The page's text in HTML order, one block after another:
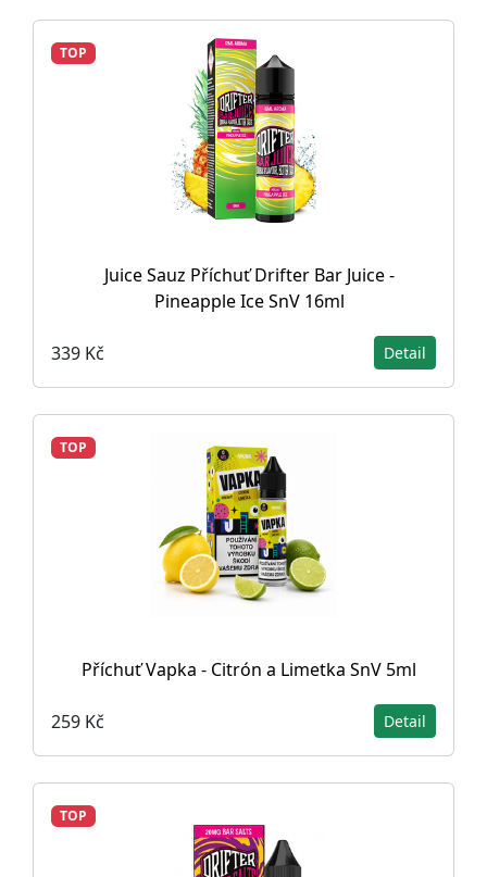
TOP
Juice Sauz Příchuť Drifter Bar Juice -
Pineapple Ice SnV 16ml
339 Kč Detail
TOP
Příchuť Vapka - Citrón a Limetka SnV 5ml
259 Kč Detail
TOP